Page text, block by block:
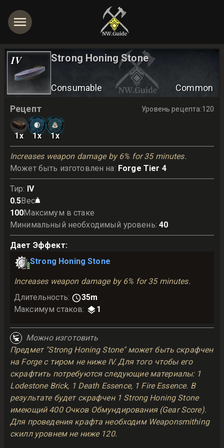
IV Strong Honing Stone
Consumable
Common
Рецепт
Уровень рецепта:120
1x 1x 1x
Increases weapon damage by 6% for 35 minutes.
Может быть изготовлен на: Forge Tier 4
Тир: IV
0.5Вес
100Максимум в стаке
Минимальный необходимый уровень: 40
Дает Эффект:
Strong Honing Stone
Increases weapon damage by 6% for 35 minutes.
Длительность:
35m
Максимум стаков: 1
Можно изготовить
Предмет "Strong Honing Stone" может быть скрафчен
на Forge с тиром не ниже IV. Для того чтобы его
скрафтить потребуются следующие материалы: 1
Lodestone Brick, 1 Death Essence, 1 Fire Essence. В
результате будет скрафчен 1 Strong Honing Stone
имеющий 400 Очков Обмундирования (Gear Score).
Для проведения крафта необходим Weaponsmithing
скилл уровнем не ниже 120.